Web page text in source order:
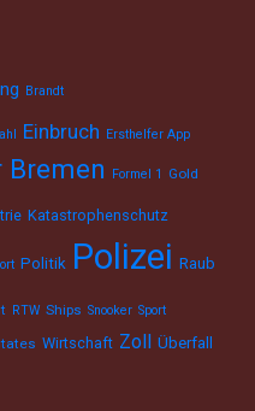
Brandt
Einbruch Ersthelfer App
Bremen Formel 1 Gold
Katastrophenschutz
Politik Polizei Raub
RTW Ships Snooker Sport
Wirtschaft Zoll Überfall